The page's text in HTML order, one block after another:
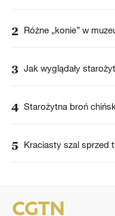
2 Różne „konie” w
3 Jak wyglądały
4 Starożytna broń
5 Kraciasty szal sprzed